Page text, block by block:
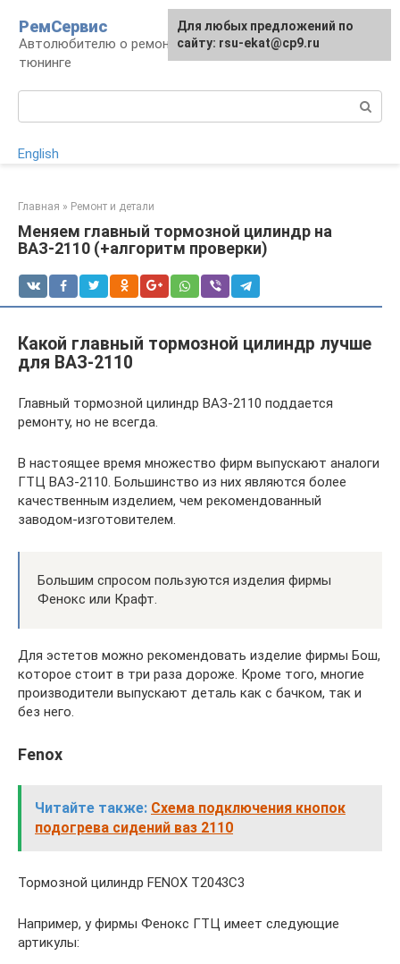
контенту
РемСервис
Автолюбителю о ремонте, обслуживании,
тюнинге
English
Главная » Ремонт и детали
Меняем главный тормозной цилиндр на
ВАЗ-2110 (+алгоритм проверки)
Какой главный тормозной цилиндр лучше
для ВАЗ-2110
Главный тормозной цилиндр ВАЗ-2110 поддается
ремонту, но не всегда.
В настоящее время множество фирм выпускают аналоги
ГТЦ ВАЗ-2110. Большинство из них являются более
качественным изделием, чем рекомендованный
заводом-изготовителем.
Большим спросом пользуются изделия фирмы
Фенокс или Крафт.
Для эстетов можно рекомендовать изделие фирмы Бош,
которое стоит в три раза дороже. Кроме того, многие
производители выпускают деталь как с бачком, так и
без него.
Fenox
Читайте также: Схема подключения кнопок
подогрева сидений ваз 2110
Тормозной цилиндр FENOX T2043C3
Например, у фирмы Фенокс ГТЦ имеет следующие
артикулы:
Для любых предложений по
сайту: rsu-ekat@cp9.ru